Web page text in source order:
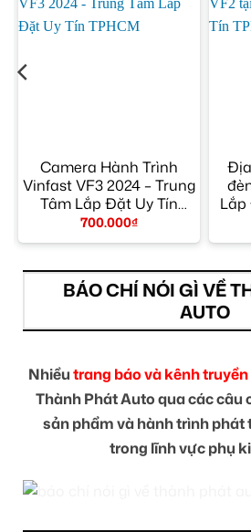
Camera Hành Trình
Vinfast VF3 2024 – Trung
Tâm Lắp Đặt Uy Tín
TPHCM
700.000₫
Lắp
BÁO CHÍ NÓI GÌ VỀ
AUTO
Nhiềutrang báo và kênh
Thành Phát Auto qua các câu
sản phẩm và hành trình phát
trong lĩnh vực phụ